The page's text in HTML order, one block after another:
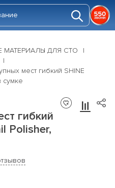
МАТЕРИАЛЫ ДЛЯ СТО
мест гибкий SHINE
сумке
гибкий
Polisher,